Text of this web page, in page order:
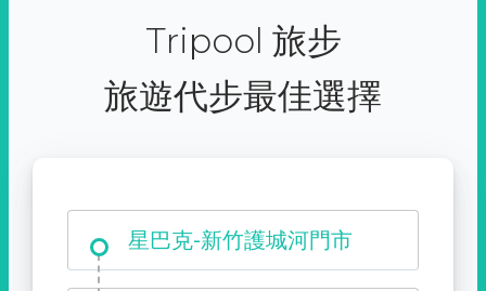
Tripool 旅步
旅遊代步最佳選擇
大霸尖山登山口